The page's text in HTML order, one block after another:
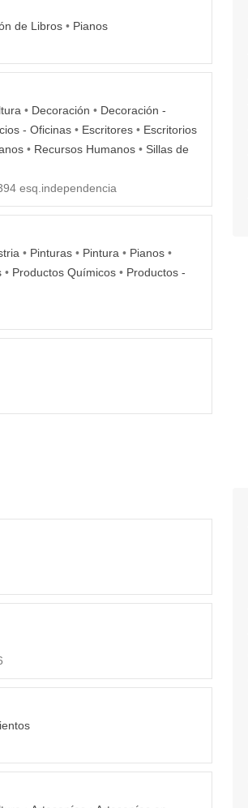
de Libros • Pianos
• Decoración • Decoración -
- Oficinas • Escritores • Escritorios
• Recursos Humanos • Sillas de
esq.independencia
• Pinturas • Pintura • Pianos •
• Productos Químicos • Productos -